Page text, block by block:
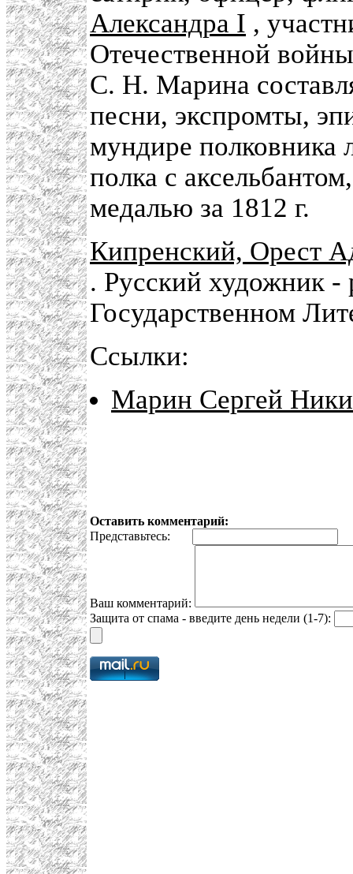
Александра I ,
Отечественной
С. Н. Марина
песни, экспромты,
мундире полковника
полка с
медалью за 1812 г.
Кипренский, Орест
. Русский художник -
Государственном
Ссылки:
Марин Сергей
Оставить комментарий:
Представьтесь:
Ваш комментарий:
Защита от спама - введите день недели (1-7):